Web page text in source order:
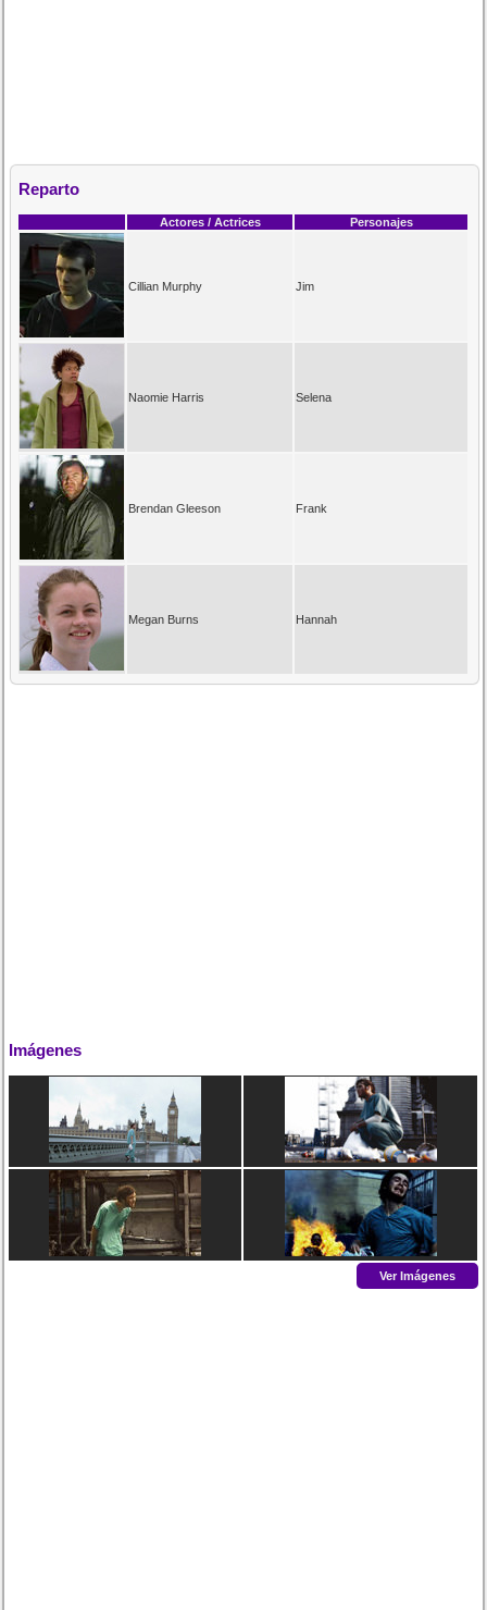
Reparto
Actores / Actrices Personajes
Cillian Murphy Jim
Naomie Harris Selena
Brendan Gleeson Frank
Megan Burns Hannah
Imágenes
Ver Imágenes